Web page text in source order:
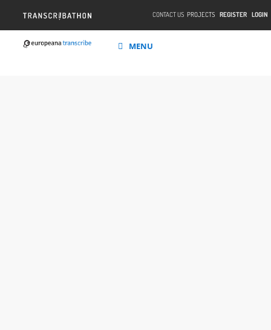
CONTACT US PROJECTS REGISTER LOGIN
MENU